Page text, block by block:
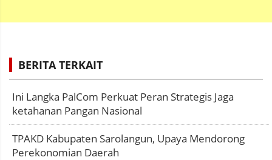
BERITA TERKAIT
Ini Langka PalCom Perkuat Peran Strategis Jaga
ketahanan Pangan Nasional
TPAKD Kabupaten Sarolangun, Upaya Mendorong
Perekonomian Daerah